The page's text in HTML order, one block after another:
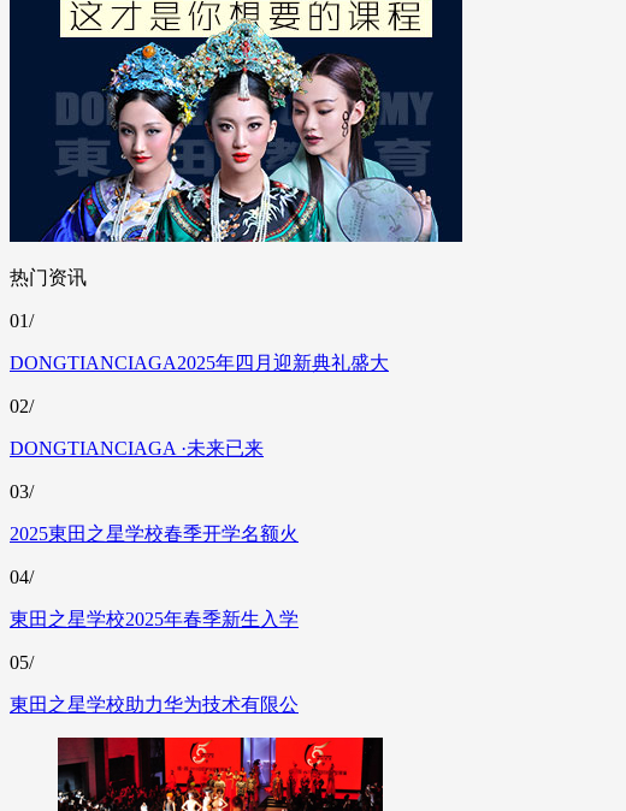
热门资讯
01/
DONGTIANCIAGA2025年四月迎新典礼盛大
02/
DONGTIANCIAGA ·未来已来
03/
2025東田之星学校春季开学名额火
04/
東田之星学校2025年春季新生入学
05/
東田之星学校助力华为技术有限公